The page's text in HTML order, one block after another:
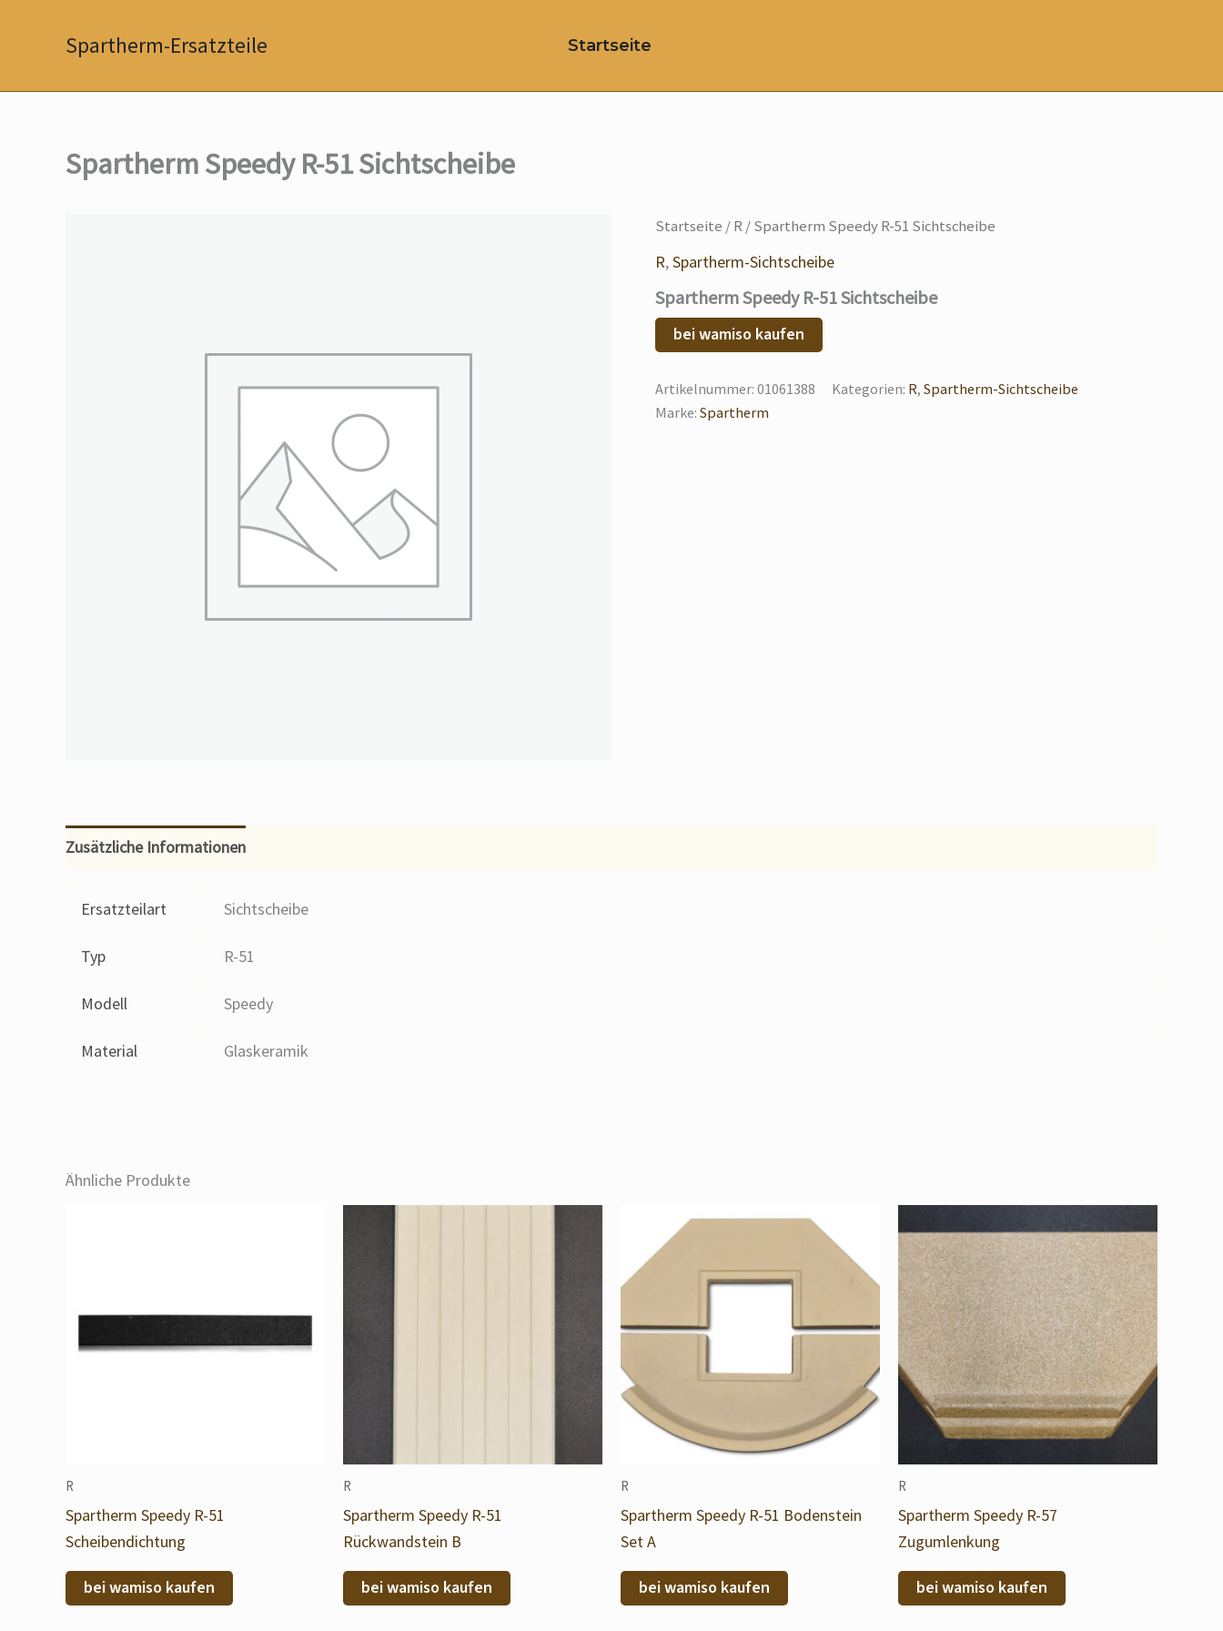
Spartherm-Ersatzteile Startseite
Spartherm Speedy R-51 Sichtscheibe
Startseite /R / Spartherm Speedy R-51 Sichtscheibe
R,Spartherm-Sichtscheibe
Spartherm Speedy R-51 Sichtscheibe
bei wamiso kaufen
Artikelnummer: 01061388 Kategorien: R, Spartherm-Sichtscheibe
Marke: Spartherm
Zusätzliche Informationen
Ersatzteilart Sichtscheibe
Typ R-51
Modell Speedy
Material Glaskeramik
Ähnliche Produkte
R
Spartherm Speedy R-51
Scheibendichtung
bei wamiso kaufen
R
Spartherm Speedy R-51
Rückwandstein B
bei wamiso kaufen
R
Spartherm Speedy R-51 Bodenstein
Set A
bei wamiso kaufen
R
Spartherm Speedy R-57
Zugumlenkung
bei wamiso kaufen